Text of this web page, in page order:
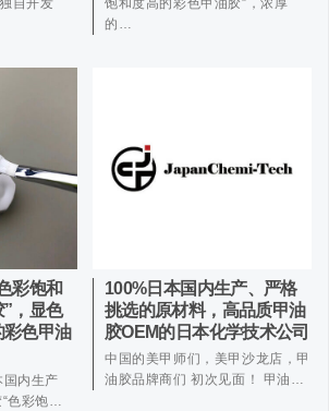
自开发
饱和度高的彩色甲油胶”，浓厚
的…
彩饱和
，显色
色甲油
内生产
“色彩饱…
100%日本国内生产、严格
挑选的原材料，高品质甲油
胶OEM的日本化学技术公司
中国的美甲师们，美甲沙龙店，甲
油胶品牌商们 初次见面！ 甲油…